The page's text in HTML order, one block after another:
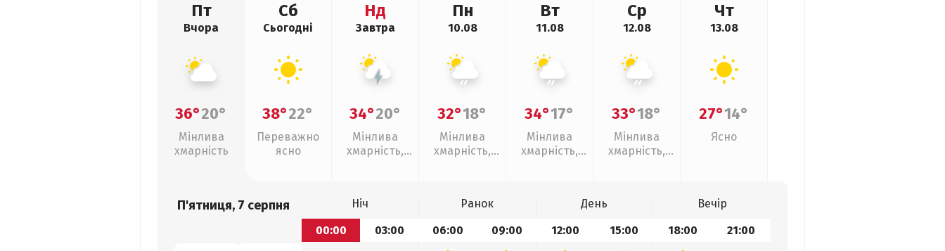
Пт
Вчора
36°20°
Мінлива
хмарність
Сб
Сьогодні
38°22°
Переважно
ясно
Нд
Завтра
34°20°
Мінлива
хмарність,
Пн
10.08
32°18°
Мінлива
хмарність,
Вт
11.08
34°17°
Мінлива
хмарність,
Ср
12.08
33°18°
Мінлива
хмарність,
Чт
13.08
27°14°
Ясно
П'ятниця, 7 серпня Ніч Ранок День
Вечір
00:00
03:00 06:00 09:00 12:00 15:00 18:00 21:00